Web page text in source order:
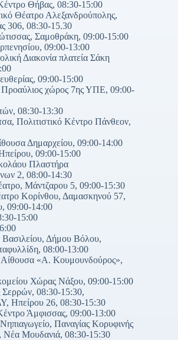
Θήβας, 08:30-15:00
Θέατρο Αλεξανδρούπολης,
306, 08:30-15.30
Σαμοθράκη, 09:00-15:00
09:00-13:00
Διακονία πλατεία Σάκη
09:00-15:00
χώρος 7ης ΥΠΕ, 09:00-
08:30-13:30
Πολιτιστικό Κέντρο Πάνθεον,
Δημαρχείου, 09:00-14:00
09:00-15:00
Πλαστήρα
2, 08:00-14:30
Μάντζαρου 5, 09:00-15:30
Κορίνθου, Δαμασκηνού 57,
09:00-14:00
15:00
Δήμου Βόλου,
08:00-13:00
«Α. Κουμουνδούρος»,
Χώρας Νάξου, 09:00-15:00
Σερρών, 08:30-15:30,
Ηπείρου 26, 08:30-15:30
Άμφισσας, 09:00-13:00
Παναγίας Κορυφινής
Νέα Μουδανιά, 08:30-15:30